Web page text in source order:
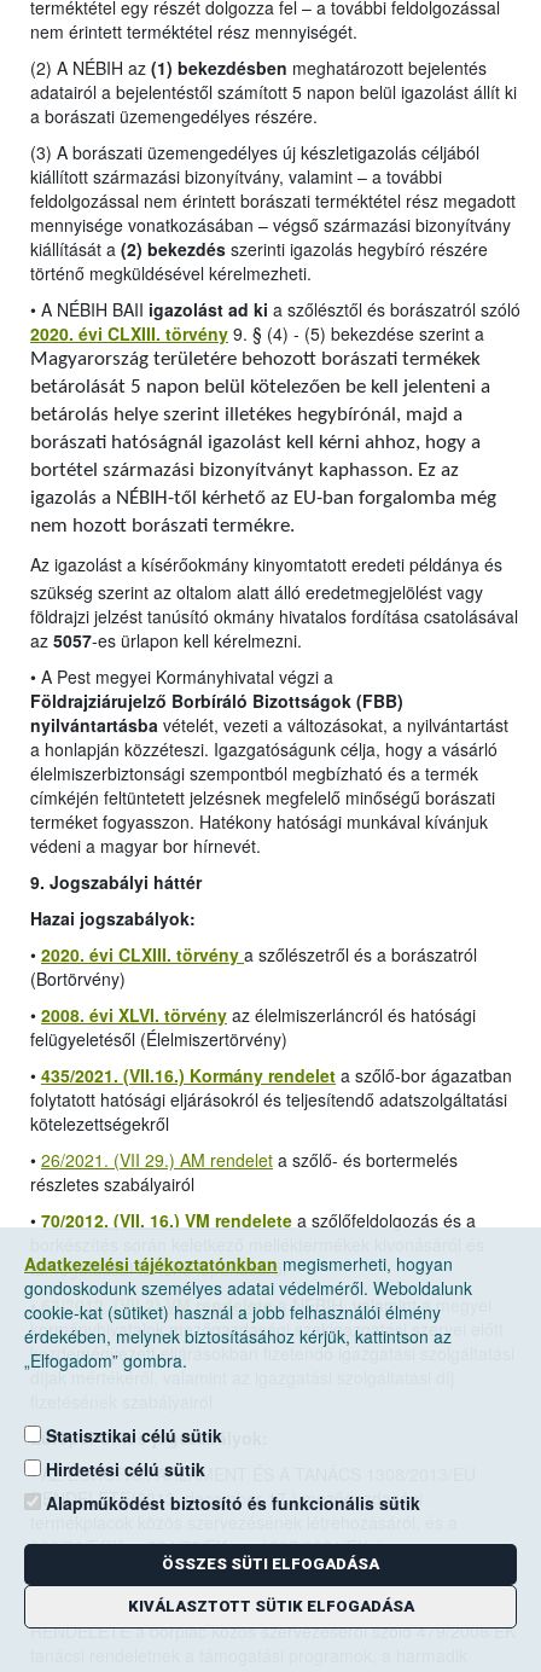
terméktétel egy részét dolgozza fel – a további feldolgozással
nem érintett terméktétel rész mennyiségét.
(2) A NÉBIH az (1) bekezdésben meghatározott bejelentés
adatairól a bejelentéstől számított 5 napon belül igazolást állít ki
a borászati üzemengedélyes részére.
(3) A borászati üzemengedélyes új készletigazolás céljából
kiállított származási bizonyítvány, valamint – a további
feldolgozással nem érintett borászati terméktétel rész megadott
mennyisége vonatkozásában – végső származási bizonyítvány
kiállítását a (2) bekezdés szerinti igazolás hegybíró részére
történő megküldésével kérelmezheti.
• A NÉBIH BAII igazolást ad ki a szőlésztől és borászatról szóló
2020. évi CLXIII. törvény 9. § (4) - (5) bekezdése szerint a
Magyarország területére behozott borászati termékek
betárolását 5 napon belül kötelezően be kell jelenteni a
betárolás helye szerint illetékes hegybírónál, majd a
borászati hatóságnál igazolást kell kérni ahhoz, hogy a
bortétel származási bizonyítványt kaphasson. Ez az
igazolás a NÉBIH-től kérhető az EU-ban forgalomba még
nem hozott borászati termékre.
Az igazolást a kísérőokmány kinyomtatott eredeti példánya és
szükség szerint az oltalom alatt álló eredetmegjelölést vagy
földrajzi jelzést tanúsító okmány hivatalos fordítása csatolásával
az 5057-es ürlapon kell kérelmezni.
• A Pest megyei Kormányhivatal végzi a
Földrajziárujelző Borbíráló Bizottságok (FBB)
nyilvántartásba vételét, vezeti a változásokat, a nyilvántartást
a honlapján közzéteszi. Igazgatóságunk célja, hogy a vásárló
élelmiszerbiztonsági szempontból megbízható és a termék
címkéjén feltüntetett jelzésnek megfelelő minőségű borászati
terméket fogyasszon. Hatékony hatósági munkával kívánjuk
védeni a magyar bor hírnevét.
9. Jogszabályi háttér
Hazai jogszabályok:
• 2020. évi CLXIII. törvény a szőlészetről és a borászatról
(Bortörvény)
• 2008. évi XLVI. törvény az élelmiszerláncról és hatósági
felügyeletésől (Élelmiszertörvény)
• 435/2021. (VII.16.) Kormány rendelet a szőlő-bor ágazatban
folytatott hatósági eljárásokról és teljesítendő adatszolgáltatási
kötelezettségekről
• 26/2021. (VII 29.) AM rendelet a szőlő- és bortermelés
részletes szabályairól
• 70/2012. (VII. 16.) VM rendelete a szőlőfeldolgozás és a
támogatással történő lepárlásáról
•63/2012. (VII.2) VM rendeletea NÉBIH, valamint a megyei
kormányhivatalok mezőgazdasági szakigazgatási szervei előtt
kezdeményezett eljárásokban fizetendő igazgatási szolgáltatási
díjak mértékéről, valamint az igazgatási szolgáltatási díj
Európai Uniós jogszabályok:
• AZ EURÓPAI PARLAMENT ÉS A TANÁCS 1308/2013/EU
RENDELETE(2013. december 17.) mezőgazdasági
922/72/EGK, a 234/79/EK, az 1037/2001/EK és az
1234/2007/EK tanácsi rendelet hatályon kívül helyezéséről
• A BIZOTTSÁG 2008. június 27.-én hozott 555/2008/EK
RENDELETE a borpiac közös szervezéséről szóló 479/2008/EK
Adatkezelési tájékoztatónkban megismerheti, hogyan
gondoskodunk személyes adatai védelméről. Weboldalunk
cookie-kat (sütiket) használ a jobb felhasználói élmény
érdekében, melynek biztosításához kérjük, kattintson az
„Elfogadom” gombra.
Statisztikai célú sütik
Hirdetési célú sütik
Alapműködést biztosító és funkcionális sütik
ÖSSZES SÜTI ELFOGADÁSA
KIVÁLASZTOTT SÜTIK ELFOGADÁSA